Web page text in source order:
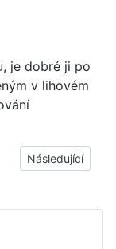
je dobré ji po
v lihovém
- jak, čím vyčistit,
Další článek:
Následující